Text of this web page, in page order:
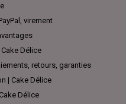
virement
Délice
retours, garanties
| Cake Délice
Délice